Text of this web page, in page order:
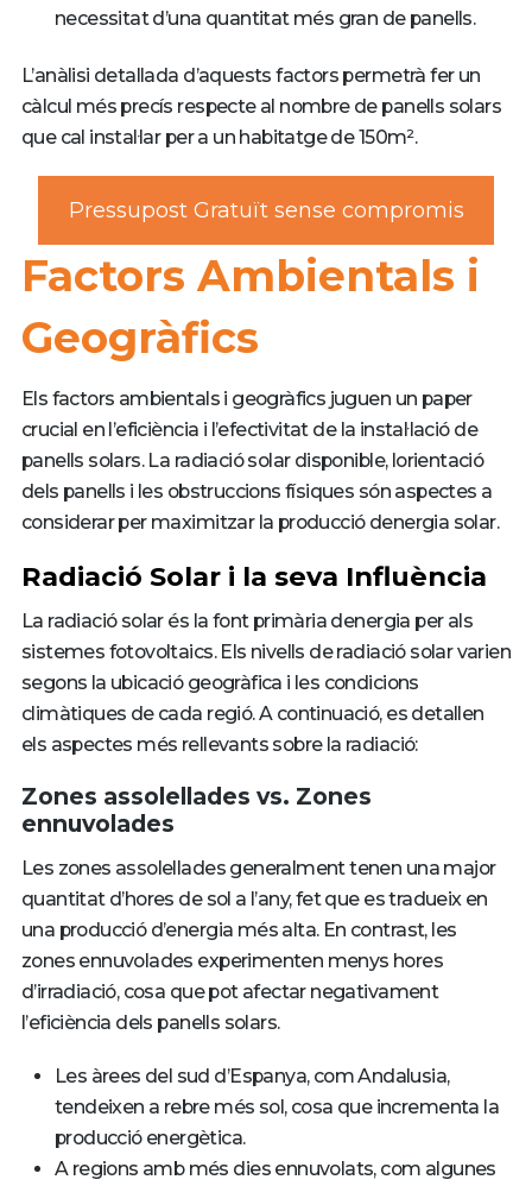
necessitat d’una quantitat més gran de panells.
L’anàlisi detallada d’aquests factors permetrà fer un
càlcul més precís respecte al nombre de panells solars
que cal instal·lar per a un habitatge de 150m².
Pressupost Gratuït sense compromis
Factors Ambientals i
Geogràfics
Els factors ambientals i geogràfics juguen un paper
crucial en l’eficiència i l’efectivitat de la instal·lació de
panells solars. La radiació solar disponible, lorientació
dels panells i les obstruccions físiques són aspectes a
considerar per maximitzar la producció denergia solar.
Radiació Solar i la seva Influència
La radiació solar és la font primària denergia per als
sistemes fotovoltaics. Els nivells de radiació solar varien
segons la ubicació geogràfica i les condicions
climàtiques de cada regió. A continuació, es detallen
els aspectes més rellevants sobre la radiació:
Zones assolellades vs. Zones
ennuvolades
Les zones assolellades generalment tenen una major
quantitat d’hores de sol a l’any, fet que es tradueix en
una producció d’energia més alta. En contrast, les
zones ennuvolades experimenten menys hores
d’irradiació, cosa que pot afectar negativament
l’eficiència dels panells solars.
Les àrees del sud d’Espanya, com Andalusia,
tendeixen a rebre més sol, cosa que incrementa la
producció energètica.
A regions amb més dies ennuvolats, com algunes